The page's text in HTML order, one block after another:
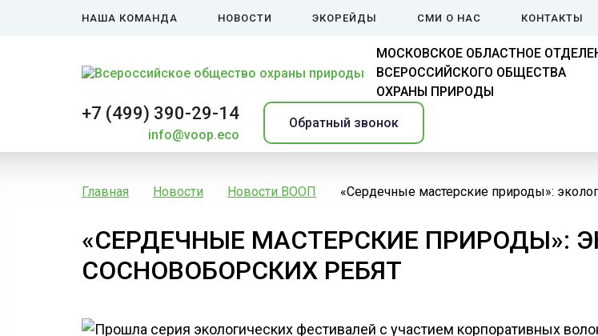
НАША КОМАНДА НОВОСТИ ЭКОРЕЙДЫ СМИ О НАС КОНТАКТЫ
МОСКОВСКОЕ ОБЛАСТНОЕ
ВСЕРОССИЙСКОГО ОБЩЕСТВА
ОХРАНЫ ПРИРОДЫ
+7 (499) 390-29-14
info@voop.eco
Обратный звонок
Главная Новости Новости ВООП «Сердечные мастерские природы»:
«СЕРДЕЧНЫЕ МАСТЕРСКИЕ ПРИРОДЫ»:
СОСНОВОБОРСКИХ РЕБЯТ